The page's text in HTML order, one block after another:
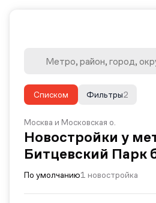
Списком 2
Фильтры
Москва и Московская о.
Новостройки у
Битцевский Парк
По умолчанию1 новостройка